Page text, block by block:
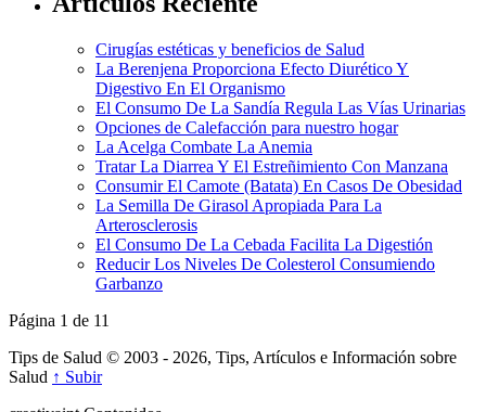
Cirugías estéticas y beneficios de Salud
La Berenjena Proporciona Efecto Diurético Y
Digestivo En El Organismo
El Consumo De La Sandía Regula Las Vías Urinarias
Opciones de Calefacción para nuestro hogar
La Acelga Combate La Anemia
Tratar La Diarrea Y El Estreñimiento Con Manzana
Consumir El Camote (Batata) En Casos De Obesidad
La Semilla De Girasol Apropiada Para La
Arterosclerosis
El Consumo De La Cebada Facilita La Digestión
Reducir Los Niveles De Colesterol Consumiendo
Garbanzo
Página 1 de 11
Tips de Salud © 2003 - 2026, Tips, Artículos e Información sobre
Salud ↑ Subir